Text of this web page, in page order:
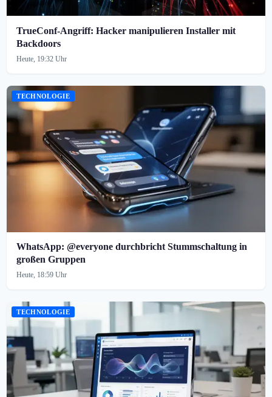
TrueConf-Angriff: Hacker manipulieren Installer mit
Backdoors
Heute, 19:32 Uhr
TECHNOLOGIE
WhatsApp: @everyone durchbricht Stummschaltung in
großen Gruppen
Heute, 18:59 Uhr
TECHNOLOGIE